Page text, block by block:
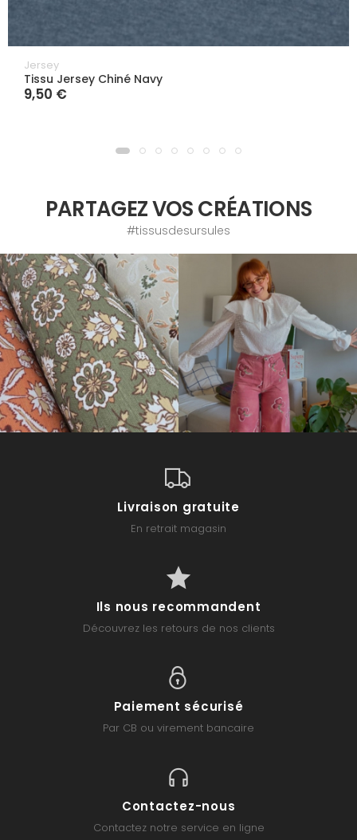
Jersey
Tissu Jersey Chiné Navy
9,50 €
PARTAGEZ VOS CRÉATIONS
#tissusdesursules
Livraison gratuite
En retrait magasin
Ils nous recommandent
Découvrez les retours de nos clients
Paiement sécurisé
Par CB ou virement bancaire
Contactez-nous
Contactez notre service en ligne